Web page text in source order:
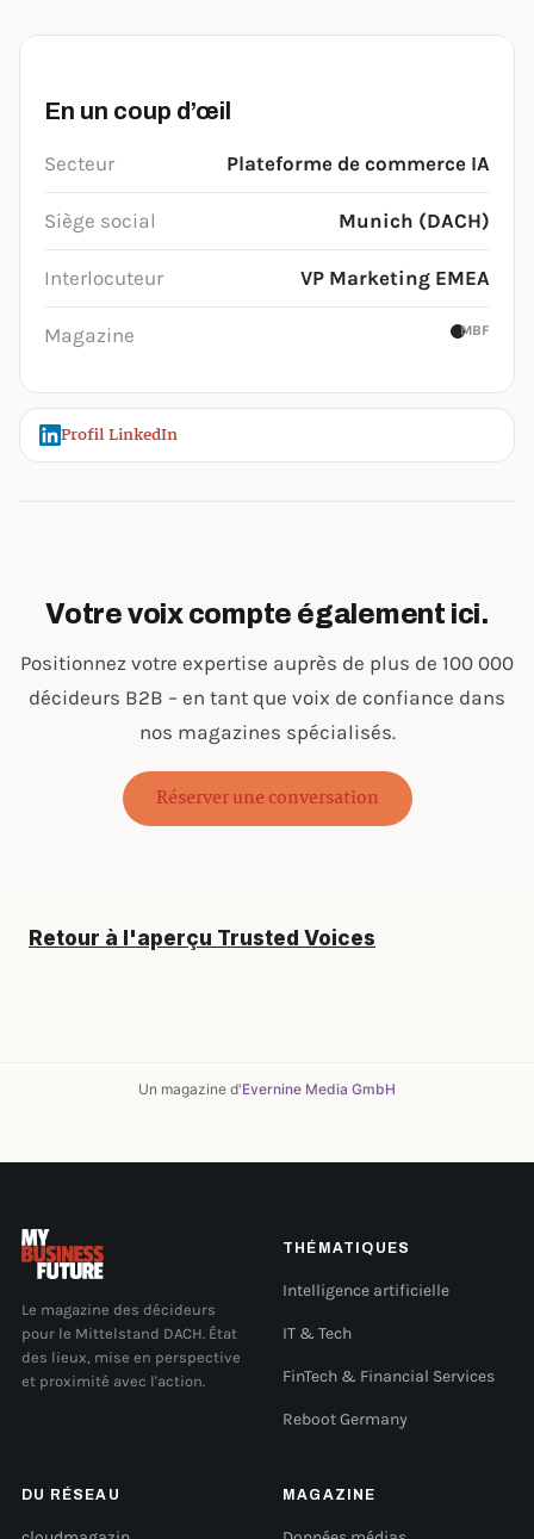
En un coup d’œil
Secteur Plateforme de commerce IA
Siège social Munich (DACH)
Interlocuteur VP Marketing EMEA
Magazine MBF
Profil LinkedIn
Votre voix compte également ici.
Positionnez votre expertise auprès de plus de 100 000
décideurs B2B – en tant que voix de confiance dans
nos magazines spécialisés.
Réserver une conversation
Retour à l'aperçu Trusted Voices
Un magazine d'Evernine Media GmbH
Le magazine des décideurs
pour le Mittelstand DACH. État
des lieux, mise en perspective
et proximité avec l'action.
THÉMATIQUES
Intelligence artificielle
IT & Tech
FinTech & Financial Services
Reboot Germany
DU RÉSEAU MAGAZINE